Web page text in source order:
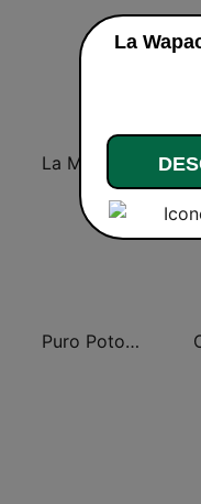
Puro Potosino Raido